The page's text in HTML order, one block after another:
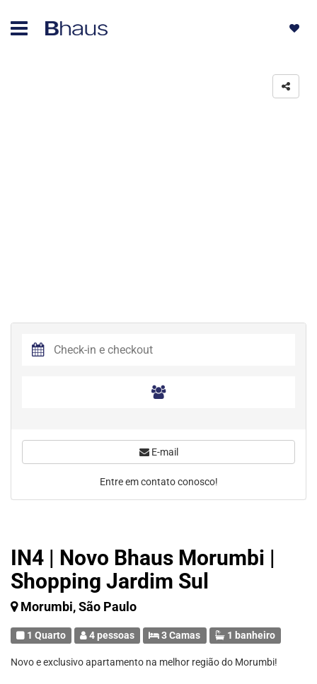
IN4 | Novo Bhaus Morumbi |
Shopping Jardim Sul
Morumbi, São Paulo
1 Quarto 4 pessoas 3 Camas 1 banheiro
Novo e exclusivo apartamento na melhor região do Morumbi!
E-mail
Entre em contato conosco!